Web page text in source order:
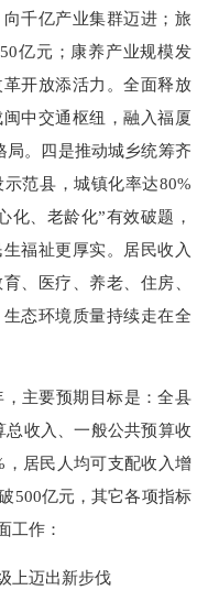
千亿产业集群迈进；旅
亿元；康养产业规模发
开放添活力。全面释放
中交通枢纽，融入福厦
局。四是推动城乡统筹齐
范县，城镇化率达80%
化、老龄化”有效破题，
福祉更厚实。居民收入
、医疗、养老、住房、
态环境质量持续走在全
主要预期目标是：全县
收入、一般公共预算收
，居民人均可支配收入增
500亿元，其它各项指标
工作：
上迈出新步伐